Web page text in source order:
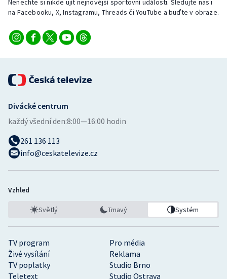
Nenechte si nikde ujít nejnovější sportovní události. Sledujte nás i
na Facebooku, X, Instagramu, Threads či YouTube a buďte v obraze.
TV program
Pro média
Živé vysílání
Reklama
TV poplatky
Studio Brno
Teletext
Studio Ostrava
Divácké centrum
každý všední den:8:00—16:00 hodin
261 136 113
info@ceskatelevize.cz
Vzhled
Světlý Tmavý Systém